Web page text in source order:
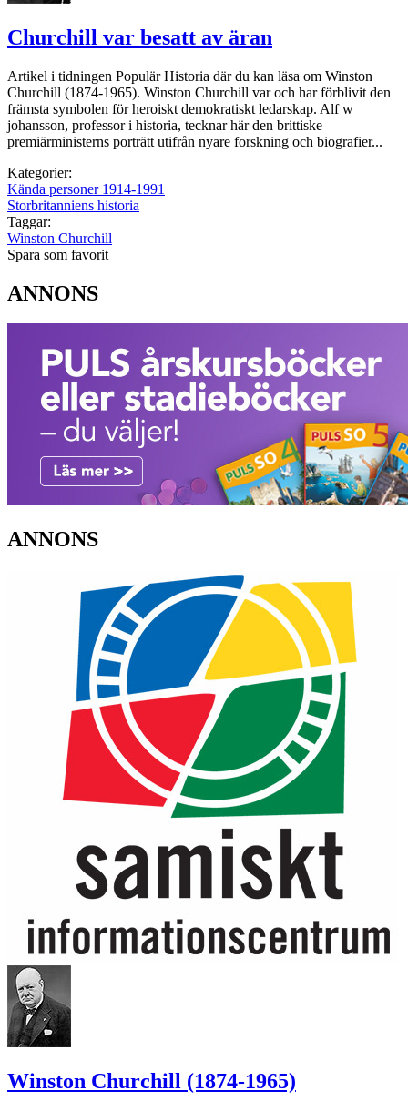
Churchill var besatt av äran
Artikel i tidningen Populär Historia där du kan läsa om Winston
Churchill (1874-1965). Winston Churchill var och har förblivit den
främsta symbolen för heroiskt demokratiskt ledarskap. Alf w
johansson, professor i historia, tecknar här den brittiske
premiärministerns porträtt utifrån nyare forskning och biografier...
Kategorier:
Kända personer 1914-1991
Storbritanniens historia
Taggar:
Winston Churchill
Spara som favorit
ANNONS
ANNONS
Winston Churchill (1874-1965)